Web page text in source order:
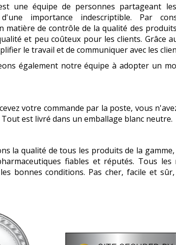
une équipe de personnes partageant
importance indescriptible. Par
matière de contrôle de la qualité des
et peu coûteux pour les clients. Grâce
le travail et de communiquer avec les
également notre équipe à adopter un
votre commande par la poste, vous
Tout est livré dans un emballage blanc neutre.
la qualité de tous les produits de la
fiables et réputés. Tous
bonnes conditions. Pas cher, facile et